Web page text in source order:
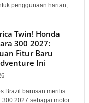
penggunaan harian,
Twin! Honda
300 2027:
Fitur Baru
Ini
Brazil barusan merilis
2027 sebagai motor